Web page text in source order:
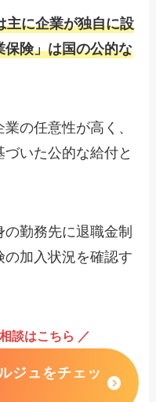
主に企業が独自に設
保険」は国の公的な
の任意性が高く、
づいた公的な給付と
勤務先に退職金制
の加入状況を確認す
談はこちら ／
ジュをチェッ